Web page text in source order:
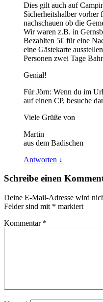
Dies gilt auch auf
Sicherheitshalber vorher
nachschauen ob die
Wir waren z.B. in
Bezahlten 5€ für eine
eine Gästekarte
Personen zwei Tage
Genial!
Für Jörn: Wenn du im
auf einen CP, besuche
Viele Grüße von
Martin
aus dem Badischen
Antworten ↓
Schreibe einen
Deine E-Mail-Adresse wird
Felder sind mit * markiert
Kommentar *